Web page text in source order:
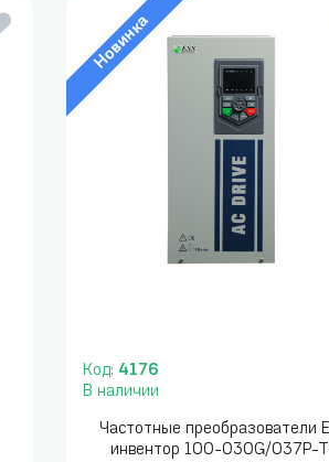
Новинка
Код: 4176
В наличии
Частотные преобразователи
инвентор 100-030G/037P-